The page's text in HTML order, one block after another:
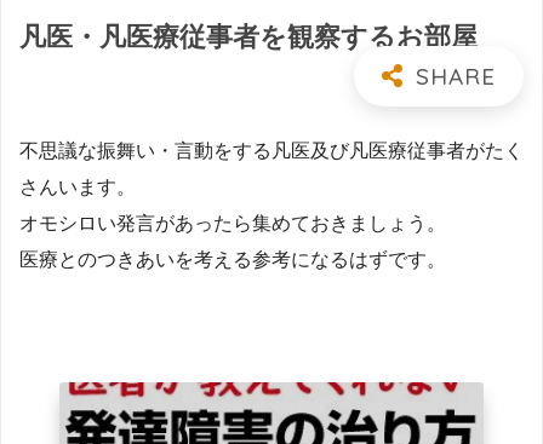
凡医・凡医療従事者を観察するお部屋
不思議な振舞い・言動をする凡医及び凡医療従事者がたく
さんいます。
オモシロい発言があったら集めておきましょう。
医療とのつきあいを考える参考になるはずです。